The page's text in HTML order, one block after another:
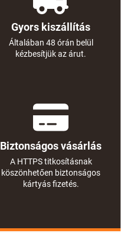
Gyors kiszállítás
Általában 48 órán belül
kézbesítjük az árut.
Biztonságos vásárlás
A HTTPS titkosításnak
köszönhetően biztonságos
kártyás fizetés.